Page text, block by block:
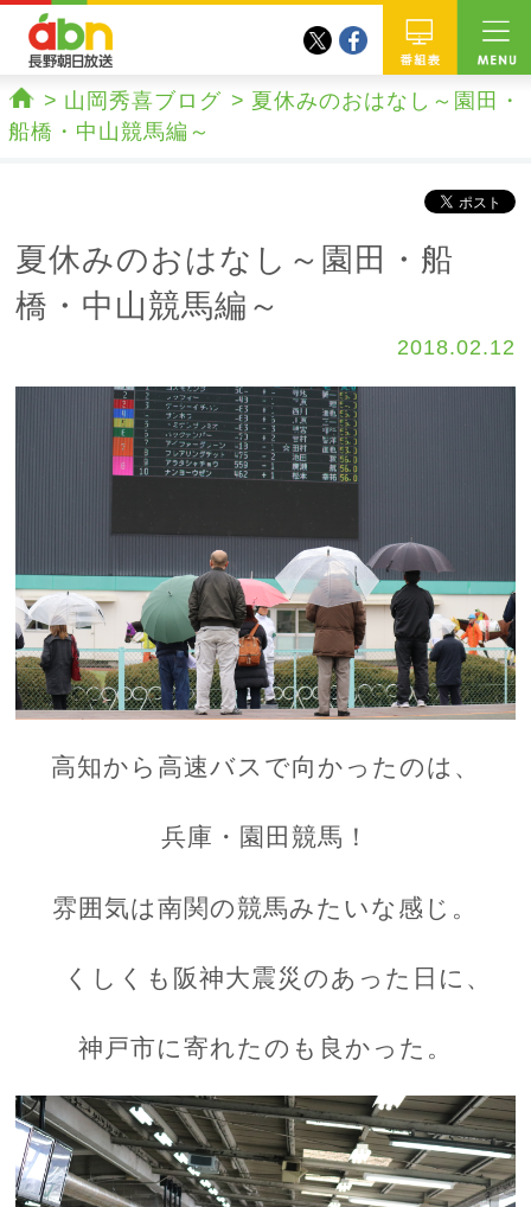
番組
twitterfacebook
ホーム
山岡秀喜ブログ
夏休みのおはなし～園田・
船橋・中山競馬編～
夏休みのおはなし～園田・船
橋・中山競馬編～
2018.02.12
高知から高速バスで向かったのは、
兵庫・園田競馬！
雰囲気は南関の競馬みたいな感じ。
くしくも阪神大震災のあった日に、
神戸市に寄れたのも良かった。